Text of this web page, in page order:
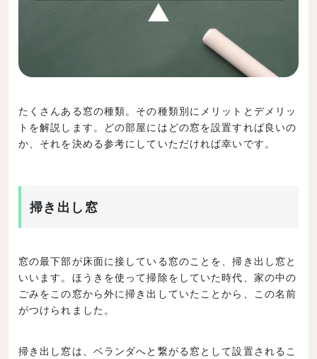
たくさんある窓の種類。その種類別にメリットとデメリッ
トを解説します。どの部屋にはどの窓を設置すれば良いの
か、それを決める参考にしていただければ幸いです。
掃き出し窓
窓の最下部が床面に接している窓のことを、掃き出し窓と
いいます。ほうきを使って掃除をしていた時代、家の中の
ごみをこの窓から外に掃き出していたことから、この名前
がつけられました。
掃き出し窓は、ベランダへと繋がる窓として設置されるこ